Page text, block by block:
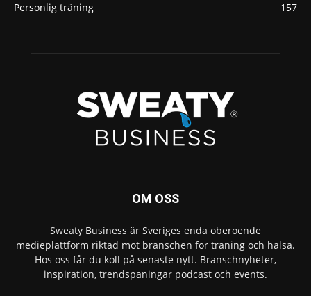
Personlig träning
157
OM OSS
Sweaty Business är Sveriges enda oberoende
medieplattform riktad mot branschen för träning och hälsa.
Hos oss får du koll på senaste nytt. Branschnyheter,
inspiration, trendspaningar podcast och events.